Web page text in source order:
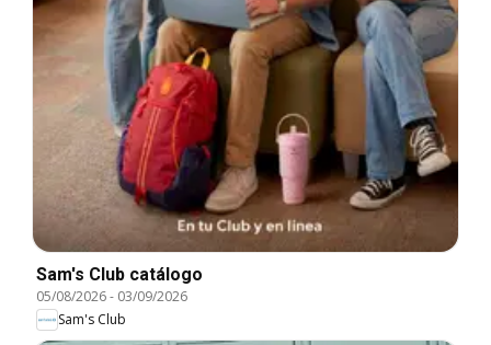
Sam's Club catálogo
05/08/2026- 03/09/2026
Sam's Club